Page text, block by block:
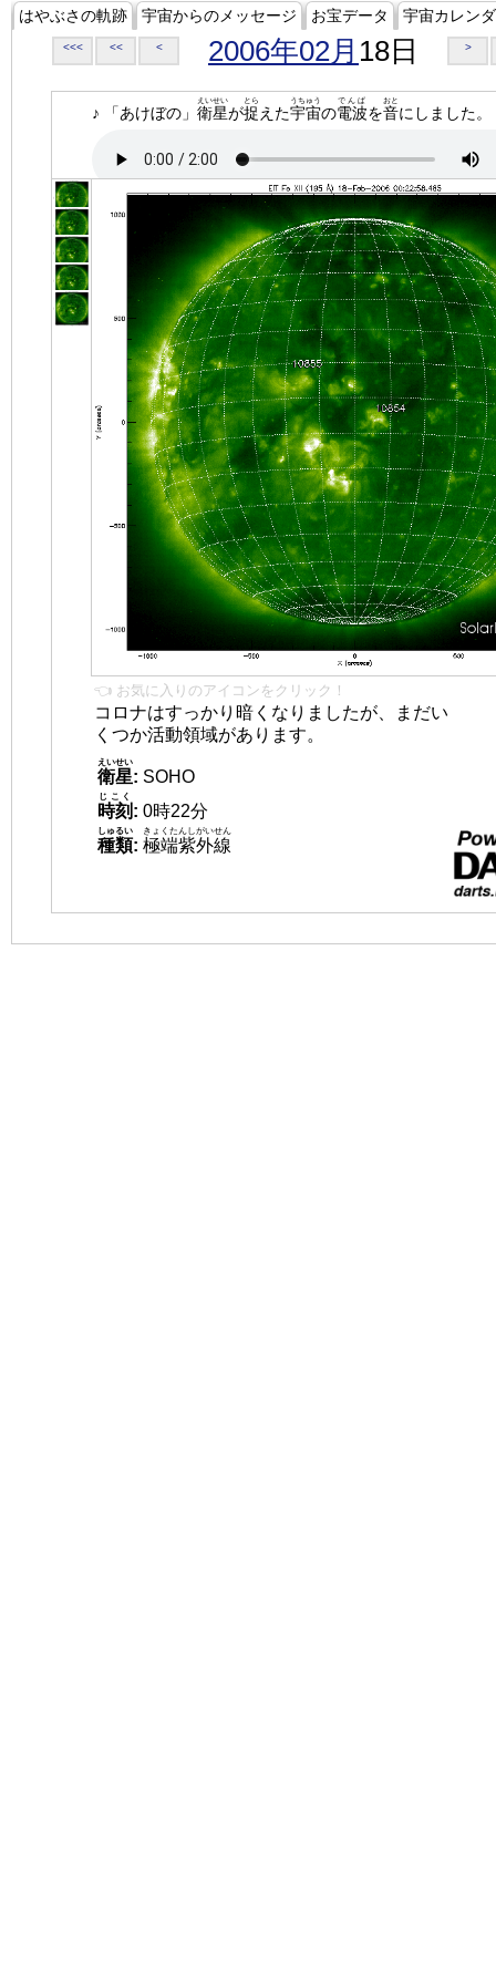
はやぶさの軌跡 宇宙からのメッセージ お宝データ 宇宙カレン
<<< << < 2006年02月 18日 >
♪ 「あけぼの」 衛星
えいせい
が捉
とら
えた宇宙
うちゅう
の電波
でんぱ
を音
おと
にしました。
👈 お気に入りのアイコンをクリック！
コロナはすっかり暗くなりましたが、まだい
くつか活動領域があります。
衛星
えいせい
: SOHO
時刻
じこく
: 0時22分
種類
しゅるい
: 極端紫外線
きょくたんしがいせん